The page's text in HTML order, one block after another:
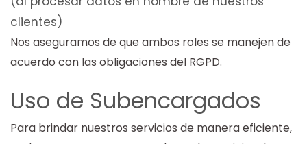
clientes)
Nos aseguramos de que ambos roles se manejen de
acuerdo con las obligaciones del RGPD.
Uso de Subencargados
Para brindar nuestros servicios de manera eficiente,